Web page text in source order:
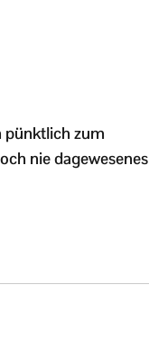
pünktlich zum
nie dagewesenes